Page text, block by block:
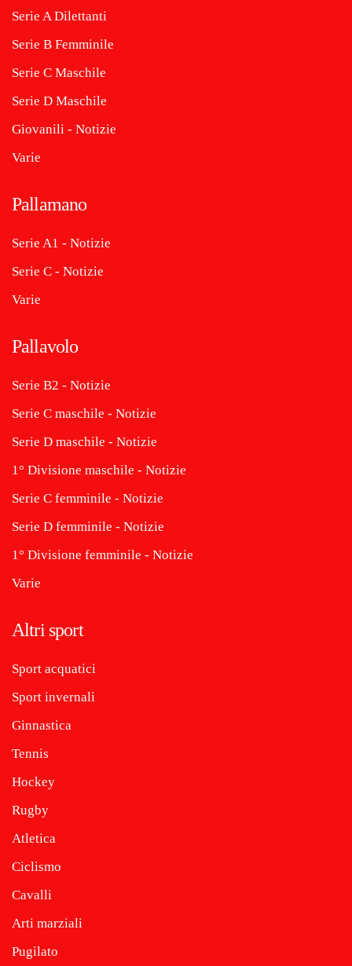
Serie A Dilettanti
Serie B Femminile
Serie C Maschile
Serie D Maschile
Giovanili - Notizie
Varie
Pallamano
Serie A1 - Notizie
Serie C - Notizie
Varie
Pallavolo
Serie B2 - Notizie
Serie C maschile - Notizie
Serie D maschile - Notizie
1° Divisione maschile - Notizie
Serie C femminile - Notizie
Serie D femminile - Notizie
1° Divisione femminile - Notizie
Varie
Altri sport
Sport acquatici
Sport invernali
Ginnastica
Tennis
Hockey
Rugby
Atletica
Ciclismo
Cavalli
Arti marziali
Pugilato